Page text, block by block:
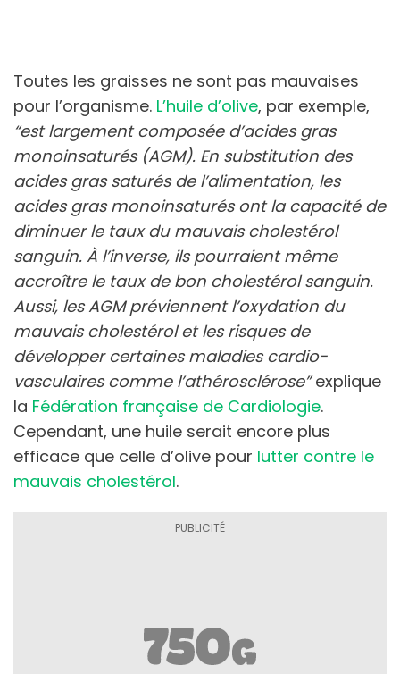
Toutes les graisses ne sont pas mauvaises
pour l’organisme. L’huile d’olive, par exemple,
“est largement composée d’acides gras
monoinsaturés (AGM). En substitution des
acides gras saturés de l’alimentation, les
acides gras monoinsaturés ont la capacité de
diminuer le taux du mauvais cholestérol
sanguin. À l’inverse, ils pourraient même
accroître le taux de bon cholestérol sanguin.
Aussi, les AGM préviennent l’oxydation du
mauvais cholestérol et les risques de
développer certaines maladies cardio-
vasculaires comme l’athérosclérose”explique
la Fédération française de Cardiologie.
Cependant, une huile serait encore plus
efficace que celle d’olive pour lutter contre le
mauvais cholestérol.